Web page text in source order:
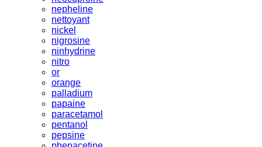
nepheline
nettoyant
nickel
nigrosine
ninhydrine
nitro
or
orange
palladium
papaine
paracetamol
pentanol
pepsine